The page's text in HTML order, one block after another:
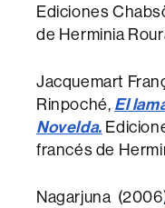
Ediciones
de Herminia
Jacquemart
Rinpoché, El
Novelda.
francés de
Nagarjuna